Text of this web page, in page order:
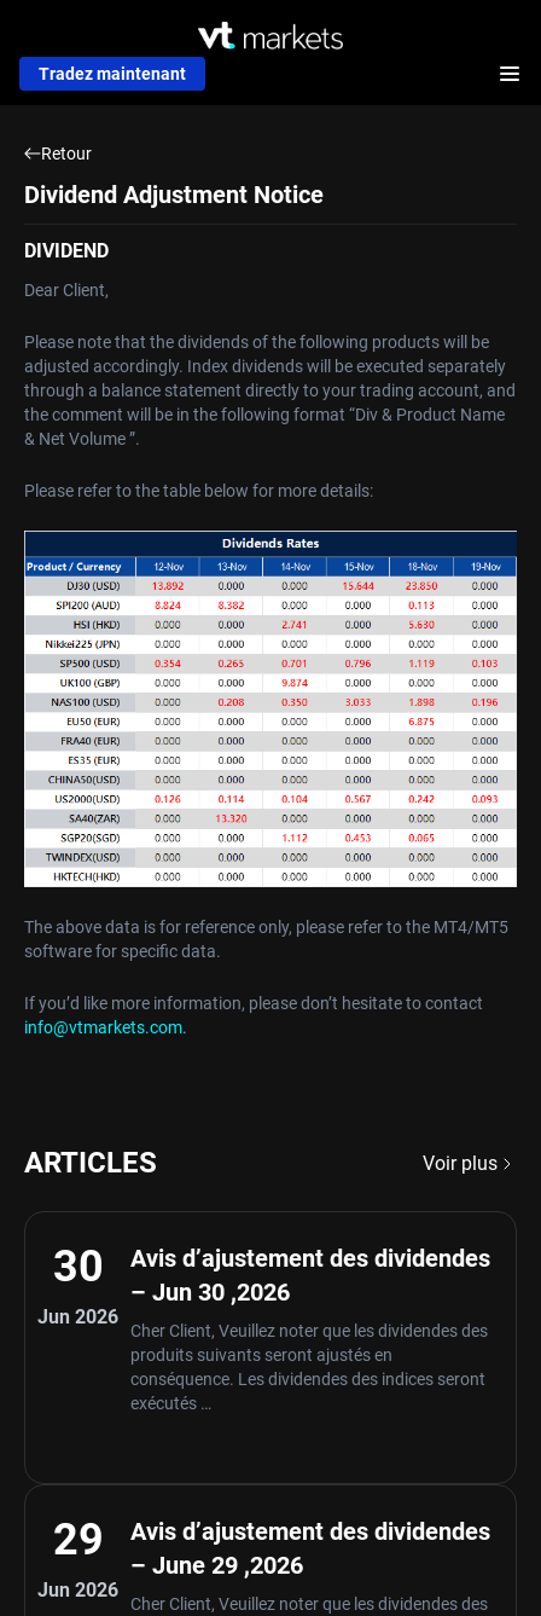
Tradez maintenant
Retour
Dividend Adjustment Notice
DIVIDEND
Dear Client,
Please note that the dividends of the following products will be
adjusted accordingly. Index dividends will be executed separately
through a balance statement directly to your trading account, and
the comment will be in the following format “Div & Product Name
& Net Volume ”.
Please refer to the table below for more details:
The above data is for reference only, please refer to the MT4/MT5
software for specific data.
If you’d like more information, please don’t hesitate to contact
info@vtmarkets.com.
ARTICLES Voir plus
30
Jun 2026
Avis d’ajustement des dividendes
– Jun 30 ,2026
Cher Client, Veuillez noter que les dividendes des
produits suivants seront ajustés en
conséquence. Les dividendes des indices seront
exécutés …
29
Jun 2026
Avis d’ajustement des dividendes
– June 29 ,2026
Cher Client, Veuillez noter que les dividendes des